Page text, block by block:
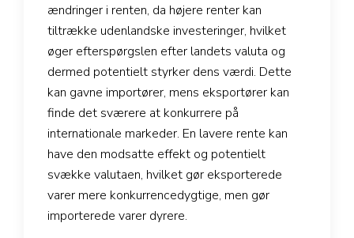
ændringer i renten, da højere renter kan
tiltrække udenlandske investeringer, hvilket
øger efterspørgslen efter landets valuta og
dermed potentielt styrker dens værdi. Dette
kan gavne importører, mens eksportører kan
finde det sværere at konkurrere på
internationale markeder. En lavere rente kan
have den modsatte effekt og potentielt
svække valutaen, hvilket gør eksporterede
varer mere konkurrencedygtige, men gør
importerede varer dyrere.